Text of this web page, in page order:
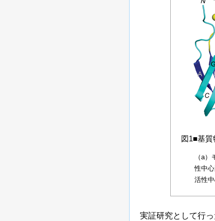
図1■基質
（a
性中
活性
実証研究として行っ